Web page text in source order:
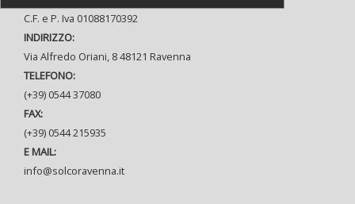
C.F. e P. Iva 01088170392
INDIRIZZO:
Via Alfredo Oriani, 8 48121 Ravenna
TELEFONO:
(+39) 0544 37080
FAX:
(+39) 0544 215935
E MAIL:
info@solcoravenna.it